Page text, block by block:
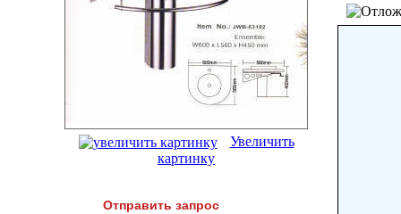
Увеличить
картинку
Отправить запрос